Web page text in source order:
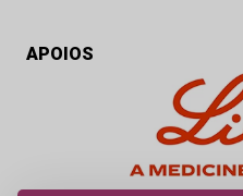
APOIOS